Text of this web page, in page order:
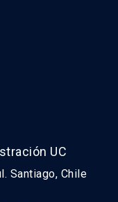
UC
Santiago, Chile